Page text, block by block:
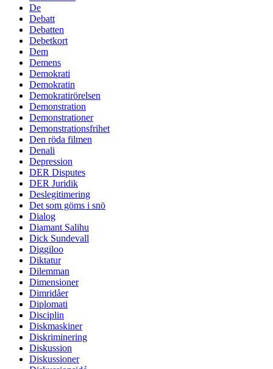
De
Debatt
Debatten
Debetkort
Dem
Demens
Demokrati
Demokratin
Demokratirörelsen
Demonstration
Demonstrationer
Demonstrationsfrihet
Den röda filmen
Denali
Depression
DER Disputes
DER Juridik
Deslegitimering
Det som göms i snö
Dialog
Diamant Salihu
Dick Sundevall
Diggiloo
Diktatur
Dilemman
Dimensioner
Dimridåer
Diplomati
Disciplin
Diskmaskiner
Diskriminering
Diskussion
Diskussioner